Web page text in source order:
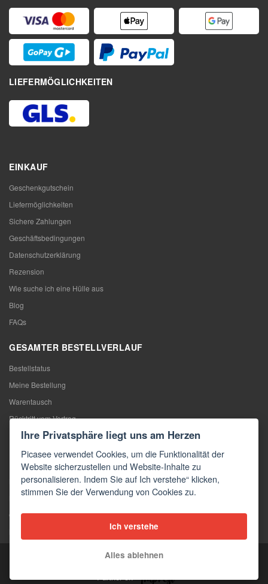
LIEFERMÖGLICHKEITEN
EINKAUF
Geschenkgutschein
Liefermöglichkeiten
Sichere Zahlungen
Geschäftsbedingungen
Datenschutzerklärung
Rezension
Wie suche ich eine Hülle aus
Blog
FAQs
GESAMTER BESTELLVERLAUF
Bestellstatus
Meine Bestellung
Warentausch
Rücktritt vom Vertrag
Reklamation
KONTAKTE
Kontakte
Kontaktformular
Großhandel
Copyright © 2026 Picasee
Partner of:
Ihre Privatsphäre liegt uns am Herzen
Picasee verwendet Cookies, um die Funktionalität der
Website sicherzustellen und Website-Inhalte zu
personalisieren. Indem Sie auf Ich verstehe“ klicken,
stimmen Sie der Verwendung von Cookies zu.
Ich verstehe
Alles ablehnen